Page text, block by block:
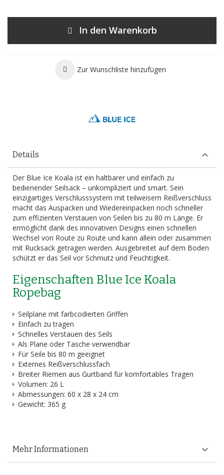
In den Warenkorb
Zur Wunschliste hinzufügen
Details
Der Blue Ice Koala ist ein haltbarer und einfach zu
bedienender Seilsack – unkompliziert und smart. Sein
einzigartiges Verschlusssystem mit teilweisem Reißverschluss
macht das Auspacken und Wiedereinpacken noch schneller
zum effizienten Verstauen von Seilen bis zu 80 m Länge. Er
ermöglicht dank des innovativen Designs einen schnellen
Wechsel von Route zu Route und kann allein oder zusammen
mit Rucksack getragen werden. Ausgebreitet auf dem Boden
schützt er das Seil vor Schmutz und Feuchtigkeit.
Eigenschaften Blue Ice Koala
Ropebag
Seilplane mit farbcodierten Griffen
Einfach zu tragen
Schnelles Verstauen des Seils
Als Plane oder Tasche verwendbar
Für Seile bis 80 m geeignet
Externes Reißverschlussfach
Breiter Riemen aus Gurtband für komfortables Tragen
Volumen: 26 L
Abmessungen: 60 x 28 x 24 cm
Gewicht: 365 g
Mehr Informationen